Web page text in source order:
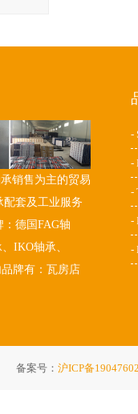
销售为主的贸易
套及工业服务
德国FAG轴
IKO轴承、
牌有：瓦房店
-
-
-
-
-
备案号： 沪ICP备